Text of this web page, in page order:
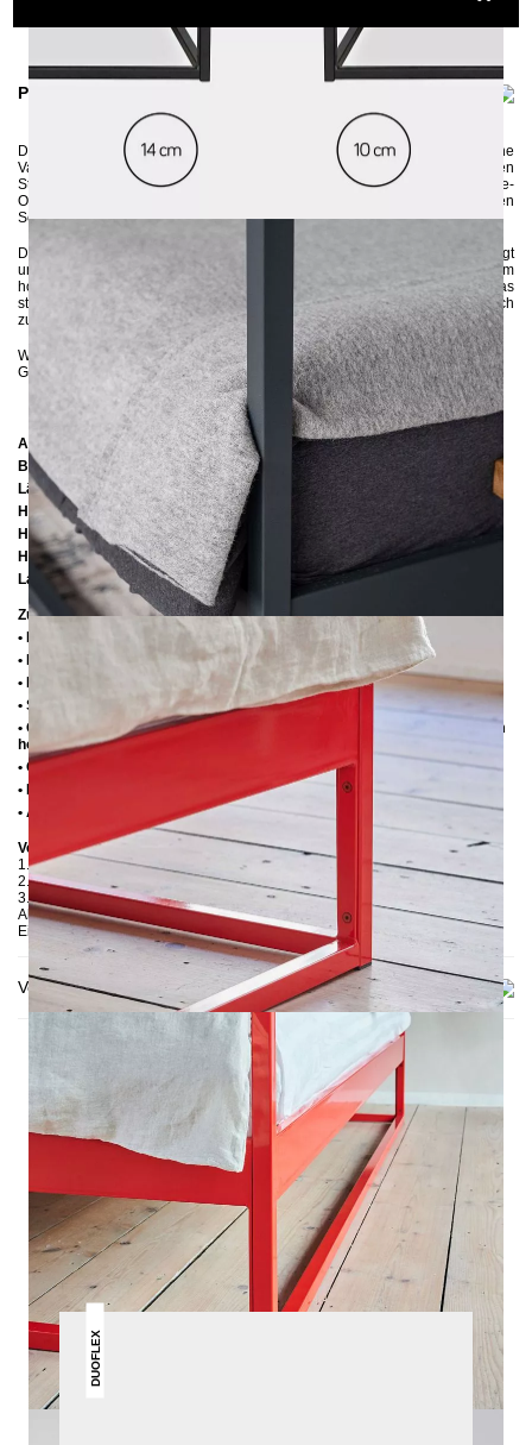
Produktinformationen
Das schlichte und puristische Himmelbett SIDERAstellt eine moderne
Variante eines Himmelbettes dar. Auch ohne einem passenden
Stoff verwandelt es Ihr Schlafzimmer ganz schnell in eine gemütliche Ruhe-
Oase. In der Größe 120x200 perfekt als Schlafplatz in einem kleinen
Schlafzimmer oder als cooles Einzelbett in einem Jugendzimmer.
Das Metallbett wird aus 3x3 cm Vierkantrohren in Handarbeit gefertigt
und anschließend umweltschonend pulverbeschichtet. Die 10 cm oder 14 cm
hohen Seitenleisten sorgen dafür, dass die Matratze fest im Gestell sitzt. Das
stabile Metallgestell wird zerlegt an Sie geliefert und kann ganz einfach
zusammengebaut werden.
Wenn Sie sich bezüglich der Farbe unsicher sind, können Siehierbis zu 5
Gratis-Farbproben anfordern :-)
Abmessungen
Breite:
126 cm
Länge:
206 cm
Höhe:200 cm / 216 cm / 226 cm
Höhe bis zur Rahmenunterkante:
Höhe bis zur Rahmenoberkante:
Lattenrostabsenkung:10 cm oder 14 cm
Zusätzliche Informationen
• Handmade
• Metall: Pulverbeschichtet
• Fußstopfen aus Kunststoff
• Seitenablagen für Lattenrost 2,8 cm
• Ohne Lattenrost (wir empfehlen bei Einlegetiefe von 10 cm max. 6-7 cm
hohe Lattenroste, damit die Matratze 3-4 cm in den Rahmen einsinkt)
• Ohne Matratze
• Lieferzustand: Zerlegt
• Andere RAL-Farben auf Anfrage möglich
Verpackungsdetails
1. Karton: 2100x180x130 mm, ≈ 20 kg
2. Karton: 1300x420x100 mm, ≈ 15 kg
3. Karton: 2050x420x100 mm, ≈ 15 kg
Abgebildet: 90x200, Einlegetiefe 10 cm, Anthrazit, Schwarz, Rot &
Einlegetiefe 14 cm, unbehandelter Stahl
Versand & Lieferung
DAS KÖNNTE DIR AUCH
GEFALLEN
DUOFLEX